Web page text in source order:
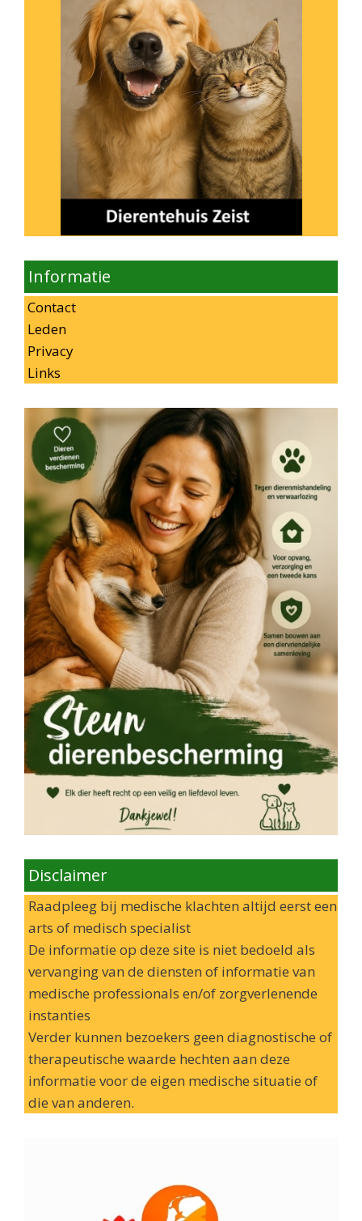
Informatie
Contact
Leden
Privacy
Links
Disclaimer
Raadpleeg bij medische klachten altijd eerst een
arts of medisch specialist
De informatie op deze site is niet bedoeld als
vervanging van de diensten of informatie van
medische professionals en/of zorgverlenende
instanties
Verder kunnen bezoekers geen diagnostische of
therapeutische waarde hechten aan deze
informatie voor de eigen medische situatie of
die van anderen.